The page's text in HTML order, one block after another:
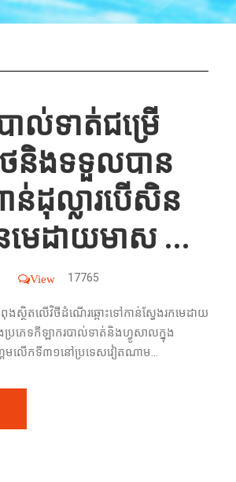
ាល់ទាត់ជម្រើ
និងទទួលបាន​
ាន់ដុល្លារបើសិន
មេដាយមាស ...
View 17765
ង​ស្ថិត​លើ​វិថី​​ដំណើរ​​ឆ្ពោះ​ទៅ​កាន់​ស្វែង​រក​មេដាយ​
រភេទ​កីឡាករ​បាល់ទាត់​និង​ហ្វូសាល​​ក្នុង​
េម​លើក​ទី​៣១​នៅ​ប្រទេស​វៀតណាម...